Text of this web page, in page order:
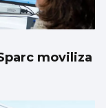
moviliza